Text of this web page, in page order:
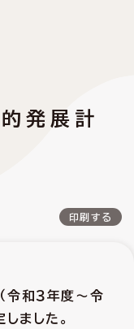
発展計
印刷する
令和３年度～令
ました。